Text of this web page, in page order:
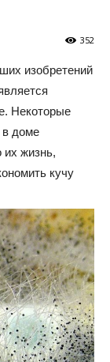
352
изобретений
Некоторые
в доме
жизнь,
кучу